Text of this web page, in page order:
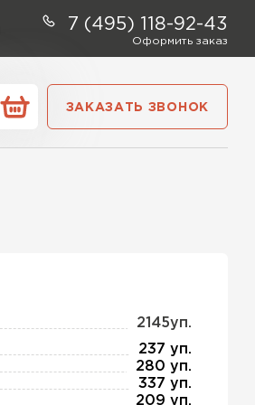
7 (495) 118-92-43
Оформить заказ
ЗАКАЗАТЬ ЗВОНОК
2145уп.
237 уп.
280 уп.
337 уп.
209 уп.
Контакты